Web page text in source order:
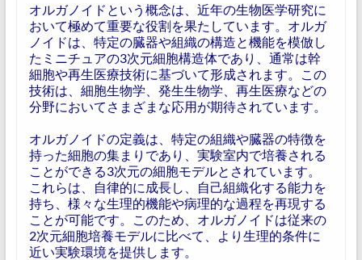
オルガノイドという概念は、近年の生物医学研究に
おいて極めて重要な役割を果たしています。オルガ
ノイドは、特定の臓器や組織の構造と機能を模倣し
たミニチュアの3次元細胞構造体であり、通常は幹
細胞や再生医療技術に基づいて形成されます。この
技術は、細胞生物学、発生生物学、再生医療などの
分野においてさまざまな応用が期待されています。
オルガノイドの定義は、特定の組織や臓器の特徴を
持った細胞の集まりであり、実験室内で培養される
ことができる3次元の細胞モデルとされています。
これらは、自律的に成長し、自己組織化する能力を
持ち、様々な生理的機能や病理的な過程を再現する
ことが可能です。このため、オルガノイドは従来の
2次元細胞培養モデルに比べて、より生理的条件に
近い実験環境を提供します。